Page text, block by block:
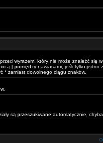
przed wyrazem, który nie może znaleźć się w
| pomiędzy nawiasami, jeśli tylko jedno
* zamiast dowolnego ciągu znaków.
są przeszukiwane automatycznie,